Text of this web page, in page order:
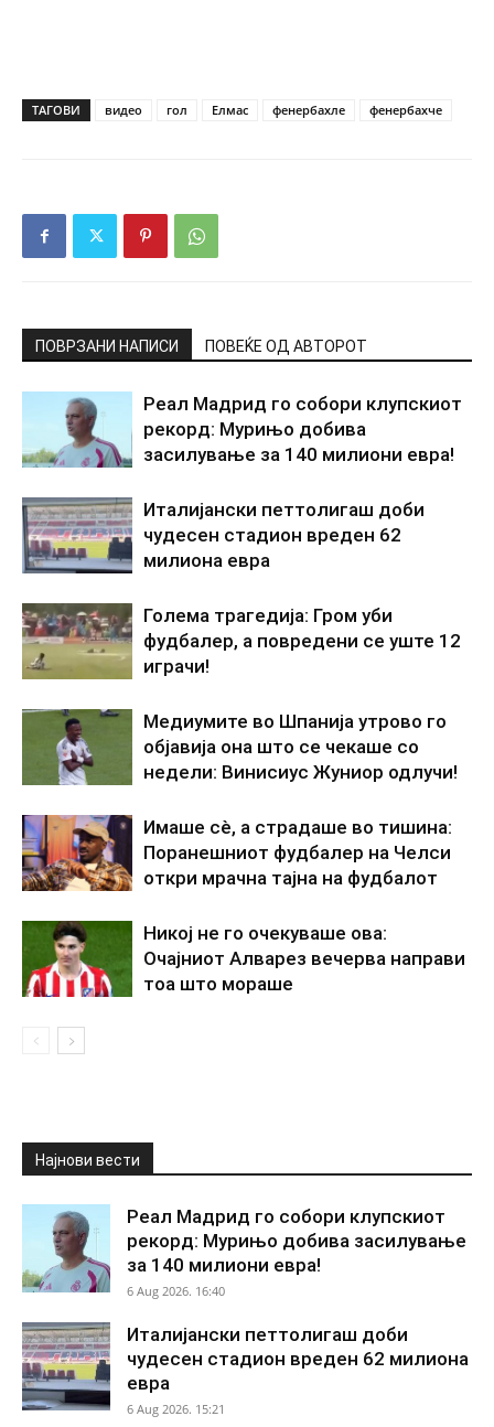
ТАГОВИ видео гол Елмас фенербахле фенербахче
ПОВРЗАНИ НАПИСИ ПОВЕЌЕ ОД АВТОРОТ
Реал Мадрид го собори клупскиот
рекорд: Мурињо добива
засилување за 140 милиони евра!
Италијански петтолигаш доби
чудесен стадион вреден 62
милиона евра
Голема трагедија: Гром уби
фудбалер, а повредени се уште 12
играчи!
Медиумите во Шпанија утрово го
објавија она што се чекаше со
недели: Винисиус Жуниор одлучи!
Имаше сè, а страдаше во тишина:
Поранешниот фудбалер на Челси
откри мрачна тајна на фудбалот
Никој не го очекуваше ова:
Очајниот Алварез вечерва направи
тоа што мораше
Најнови вести
Реал Мадрид го собори клупскиот
рекорд: Мурињо добива засилување
за 140 милиони евра!
6 Aug 2026. 16:40
Италијански петтолигаш доби
чудесен стадион вреден 62 милиона
евра
6 Aug 2026. 15:21